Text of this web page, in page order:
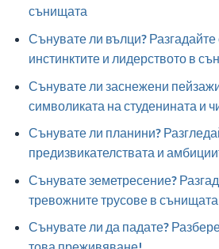
сънищата
Сънувате ли вълци?
инстинктите и лидерството в
Сънувате ли заснежени
символиката на студенината и
Сънувате ли планини?
предизвикателствата и
Сънувате земетресение?
тревожните трусове в
Сънувате ли да падате?